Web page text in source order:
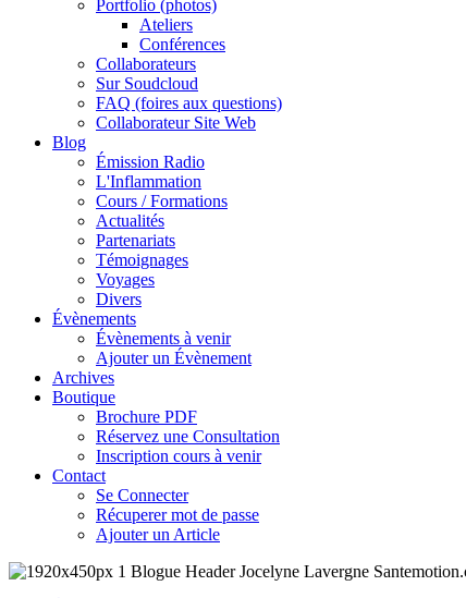
Portfolio (photos)
Ateliers
Conférences
Collaborateurs
Sur Soudcloud
FAQ (foires aux questions)
Collaborateur Site Web
Blog
Émission Radio
L'Inflammation
Cours / Formations
Actualités
Partenariats
Témoignages
Voyages
Divers
Évènements
Évènements à venir
Ajouter un Évènement
Archives
Boutique
Brochure PDF
Réservez une Consultation
Inscription cours à venir
Contact
Se Connecter
Récuperer mot de passe
Ajouter un Article